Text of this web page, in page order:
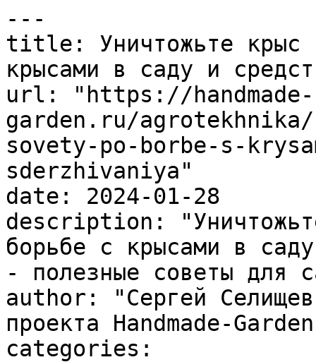
---
title: Уничтожьте крыс
крысами в саду и
url: "https://handmade-
garden.ru/
sovety-po-borbe-s-
sderzhivaniya"
date: 2024-01-28
description:
борьбе с крысами в
- полезные советы для
author: "Сергей
проекта Handmade-
categories: